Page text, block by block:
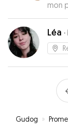
mon
Léa ·
Gudog »